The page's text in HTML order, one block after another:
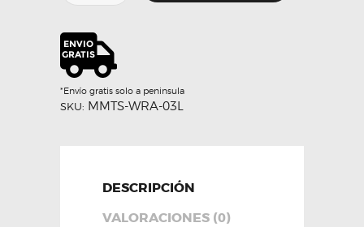
Cooper
-
Mishimoto
cantidad
*Envío gratis solo a peninsula
SKU: MMTS-WRA-03L
DESCRIPCIÓN
VALORACIONES (0)